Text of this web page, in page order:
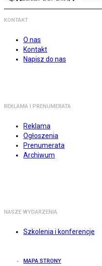
KONTAKT
O nas
Kontakt
Napisz do nas
REKLAMA I PRENUMERATA
Reklama
Ogłoszenia
Prenumerata
Archiwum
NASZE WYDARZENIA
Szkolenia i konferencje
MAPA STRONY